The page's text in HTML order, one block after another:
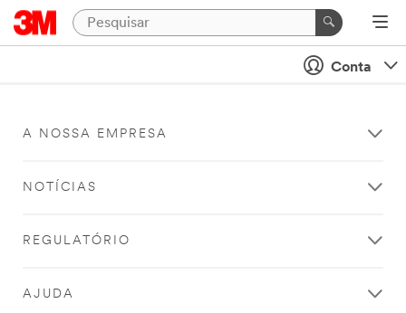
Conta
A NOSSA EMPRESA
NOTÍCIAS
REGULATÓRIO
AJUDA